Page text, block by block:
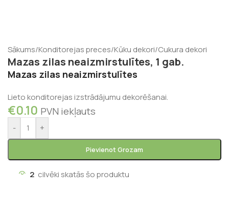
Sākums/Konditorejas preces/Kūku dekori/Cukura dekori
Mazas zilas neaizmirstulītes, 1 gab.
Mazas zilas neaizmirstulītes
Lieto konditorejas izstrādājumu dekorēšanai.
€0.10 PVN iekļauts
- +
Pievienot Grozam
2 cilvēki skatās šo produktu